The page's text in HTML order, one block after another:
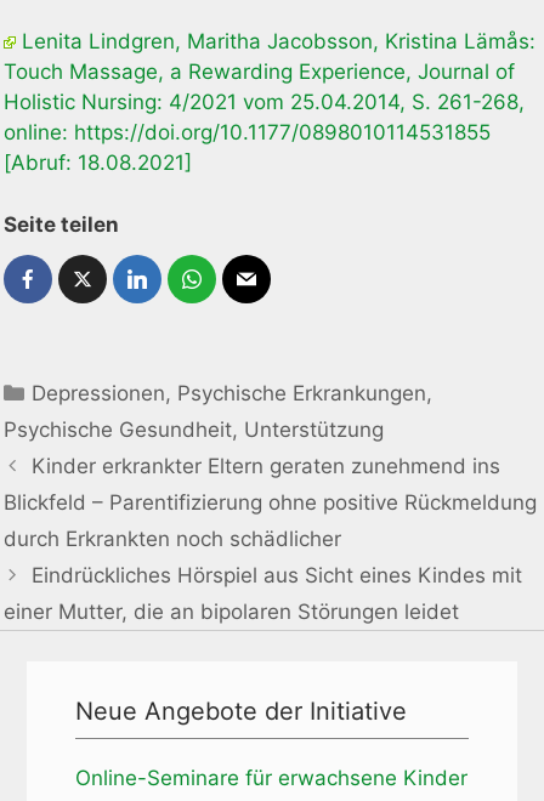
Lenita Lindgren, Maritha Jacobsson, Kristina Lämås:
Touch Massage, a Rewarding Experience, Journal of
Holistic Nursing: 4/2021 vom 25.04.2014, S. 261-268,
online: https://doi.org/10.1177/0898010114531855
[Abruf: 18.08.2021]
Seite teilen
Kategorien
Depressionen, Psychische Erkrankungen,
Psychische Gesundheit, Unterstützung
Kinder erkrankter Eltern geraten zunehmend ins
Blickfeld – Parentifizierung ohne positive Rückmeldung
durch Erkrankten noch schädlicher
Eindrückliches Hörspiel aus Sicht eines Kindes mit
einer Mutter, die an bipolaren Störungen leidet
Neue Angebote der Initiative
Online-Seminare für erwachsene Kinder